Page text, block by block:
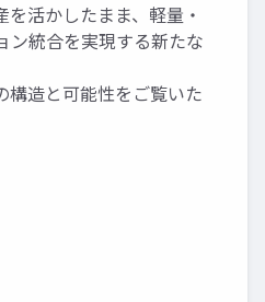
活かしたまま、軽量・
ン統合を実現する新たな
構造と可能性をご覧いた